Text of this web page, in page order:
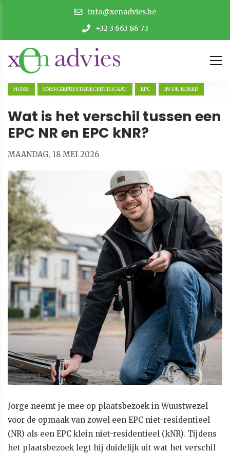
info@xenadvies.be
+32 3 663 86 73
HOME ENERGIEPRESTATIECERTIFICAAT EPC IN-DE-KIJKER
Wat is het verschil tussen een
EPC NR en EPC kNR?
MAANDAG, 18 MEI 2026
Jorge neemt je mee op plaatsbezoek in Wuustwezel
voor de opmaak van zowel een EPC niet-residentieel
(NR) als een EPC klein niet-residentieel (kNR). Tijdens
het plaatsbezoek legt hij duidelijk uit wat het verschil